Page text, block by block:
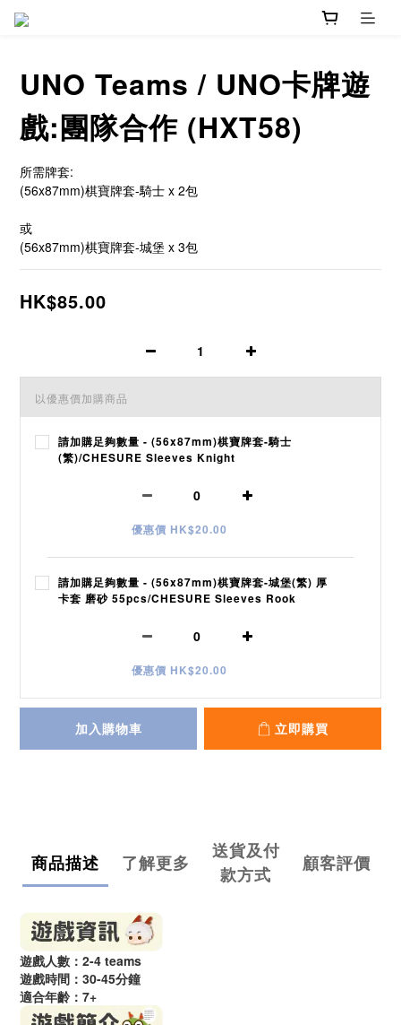
UNO Teams / UNO卡牌遊
戲:團隊合作 (HXT58)
所需牌套:
(56x87mm)棋寶牌套-騎士 x 2包
或
(56x87mm)棋寶牌套-城堡 x 3包
HK$85.00
以優惠價加購商品
請加購足夠數量 - (56x87mm)棋寶牌套-騎士
(繁)/CHESURE Sleeves Knight
優惠價 HK$20.00
請加購足夠數量 - (56x87mm)棋寶牌套-城堡(繁) 厚
卡套 磨砂 55pcs/CHESURE Sleeves Rook
優惠價 HK$20.00
加入購物車 立即購買
商品描述 了解更多
送貨及付
款方式
顧客評價
遊戲人數：2-4 teams
遊戲時間：30-45分鐘
適合年齡：7+